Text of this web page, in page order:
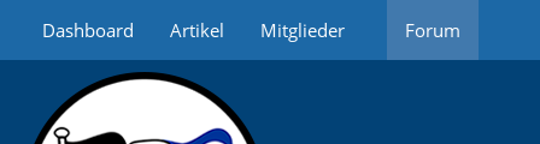
Dashboard Artikel Mitglieder Forum